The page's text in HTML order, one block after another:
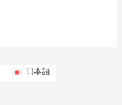
日本語